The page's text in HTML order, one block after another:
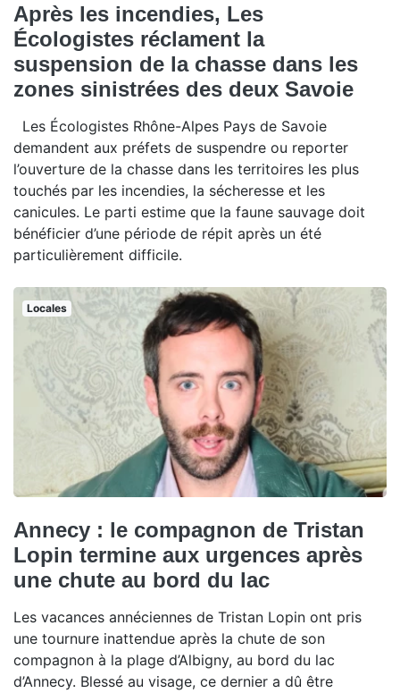
Après les incendies, Les
Écologistes réclament la
suspension de la chasse dans les
zones sinistrées des deux Savoie
Les Écologistes Rhône-Alpes Pays de Savoie
demandent aux préfets de suspendre ou reporter
l’ouverture de la chasse dans les territoires les plus
touchés par les incendies, la sécheresse et les
canicules. Le parti estime que la faune sauvage doit
bénéficier d’une période de répit après un été
particulièrement difficile.
Locales
Annecy : le compagnon de Tristan
Lopin termine aux urgences après
une chute au bord du lac
Les vacances annéciennes de Tristan Lopin ont pris
une tournure inattendue après la chute de son
compagnon à la plage d’Albigny, au bord du lac
d’Annecy. Blessé au visage, ce dernier a dû être